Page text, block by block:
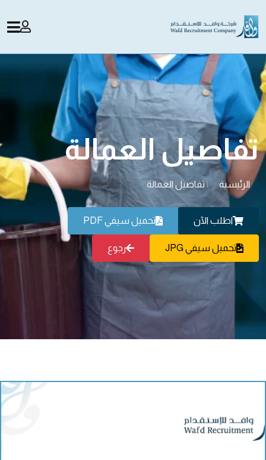
تفاصيل العمالة
الرئيسية | تفاصيل العمالة
اطلب الآن تحميل سيفي PDF
تحميل سيفي JPG رجوع